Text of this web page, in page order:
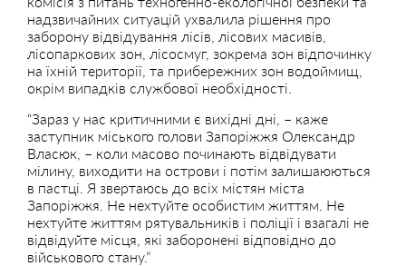
надзвичайних ситуацій ухвалила рішення про
заборону відвідування лісів, лісових масивів,
лісопаркових зон, лісосмуг, зокрема зон відпочинку
на їхній території, та прибережних зон водоймищ,
окрім випадків службової необхідності.
“Зараз у нас критичними є вихідні дні, – каже
заступник міського голови Запоріжжя Олександр
Власюк, – коли масово починають відвідувати
мілину, виходити на острови і потім залишаюються
в пастці. Я звертаюсь до всіх містян міста
Запоріжжя. Не нехтуйте особистим життям. Не
нехтуйте життям рятувальників і поліції і взагалі не
відвідуйте місця, які заборонені відповідно до
військового стану.”